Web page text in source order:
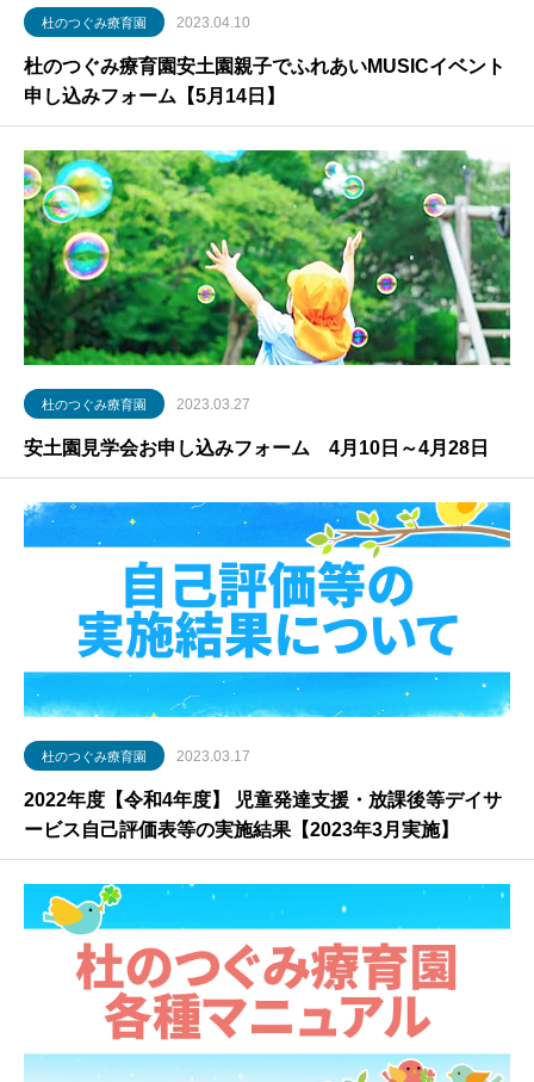
杜のつぐみ療育園 2023.04.10
杜のつぐみ療育園安土園親子でふれあいMUSICイベント
申し込みフォーム【5月14日】
杜のつぐみ療育園 2023.03.27
安土園見学会お申し込みフォーム 4月10日～4月28日
杜のつぐみ療育園 2023.03.17
2022年度【令和4年度】 児童発達支援・放課後等デイサ
ービス自己評価表等の実施結果【2023年3月実施】